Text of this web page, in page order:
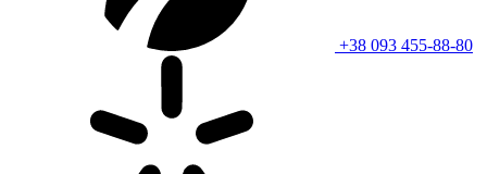
+38 093 455-88-80